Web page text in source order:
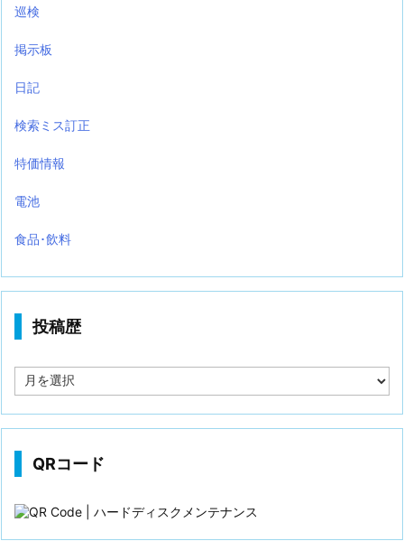
巡検
掲示板
日記
検索ミス訂正
特価情報
電池
食品･飲料
投稿歴
稿
QRコード